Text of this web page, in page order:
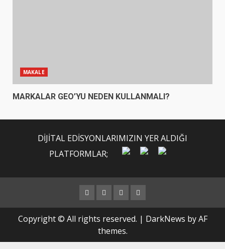
MAKALE
MARKALAR GEO’YU NEDEN KULLANMALI?
DİJİTAL EDİSYONLARIMIZIN YER ALDIĞI
PLATFORMLAR;
Twitterİnstagram
LinkedinFacebook
Copyright © All rights reserved. | DarkNews by AF
themes.